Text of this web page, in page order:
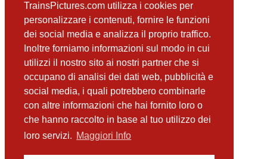
TrainsPictures.com utilizza i cookies per
personalizzare i contenuti, fornire le funzioni
dei social media e analizza il proprio traffico.
Inoltre forniamo informazioni sul modo in cui
utilizzi il nostro sito ai nostri partner che si
occupano di analisi dei dati web, pubblicità e
social media, i quali potrebbero combinarle
con altre informazioni che hai fornito loro o
che hanno raccolto in base al tuo utilizzo dei
loro servizi. Maggiori Info
E655 258 Guardia-Mangano-Santa Venerina
successiva
E656 033 Giarre-Riposto Intercity 724
📸 Fotografie scattate nei dintorniVedi tutte ➔
E655 256 Giarre-Riposto Merci 59309
(107 m)
E464 346 e 334 Giarre-Riposto
E652 156 Giarre